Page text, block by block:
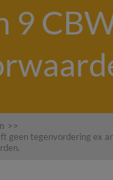
9
>>
geen tegenvordering ex